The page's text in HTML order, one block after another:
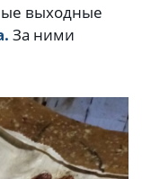
выходные
За ними